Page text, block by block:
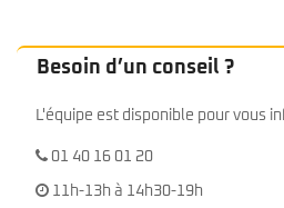
Besoin d’un conseil ?
L'équipe est disponible pour vous
01 40 16 01 20
11h-13h à 14h30-19h